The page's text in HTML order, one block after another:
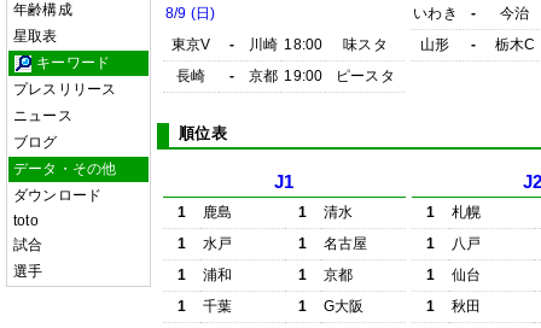
年齢構成
星取表
キーワード
プレスリリース
ニュース
ブログ
データ・その他
ダウンロード
toto
試合
選手
8/9 (日)
東京V
- 川崎 18:00
味スタ
長崎
- 京都 19:00 ピースタ
いわき
-
今治
山形
- 栃木C
順位表
J1
1 鹿島 1
清水
1
水戸 1
名古屋
1
浦和 1
京都
1
千葉 1
G大阪
1
札幌
1
八戸
1
仙台
1
秋田